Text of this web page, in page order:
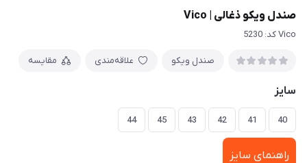
صندل ویکو ذغالی | Vico
Vico کد: 5230
صندل ویکو علاقه‌مندی مقایسه
سایز
40
41
42
43
45
44
راهنمای سایز